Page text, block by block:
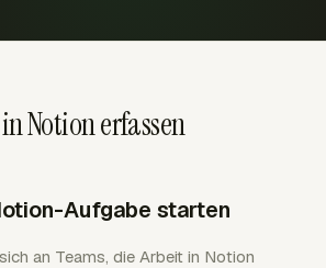
Notion erfassen
Aufgabe starten
an Teams, die Arbeit in Notion